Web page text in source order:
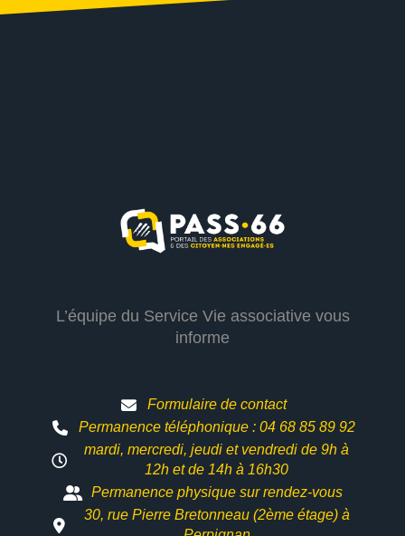
L’équipe du Service Vie associative vous
informe
Formulaire de contact
Permanence téléphonique : 04 68 85 89 92
mardi, mercredi, jeudi et vendredi de 9h à
12h etde 14h à 16h30
Permanence physique sur rendez-vous
30, rue Pierre Bretonneau (2ème étage) à